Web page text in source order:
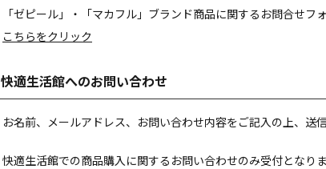
「ゼピール」・「マカフル」ブランド商品に関するお問合せフ
こちらをクリック
快適生活館へのお問い合わせ
お名前、メールアドレス、お問い合わせ内容をご記入の上、送
快適生活館での商品購入に関するお問い合わせのみ受付となりま